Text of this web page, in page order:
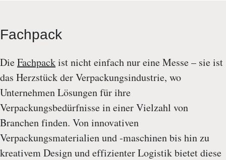
Fachpack
DieFachpackist nicht einfach nur eine Messe – sie ist
das Herzstück der Verpackungsindustrie, wo
Unternehmen Lösungen für ihre
Verpackungsbedürfnisse in einer Vielzahl von
Branchen finden. Von innovativen
Verpackungsmaterialien und -maschinen bis hin zu
kreativem Design und effizienter Logistik bietet diese